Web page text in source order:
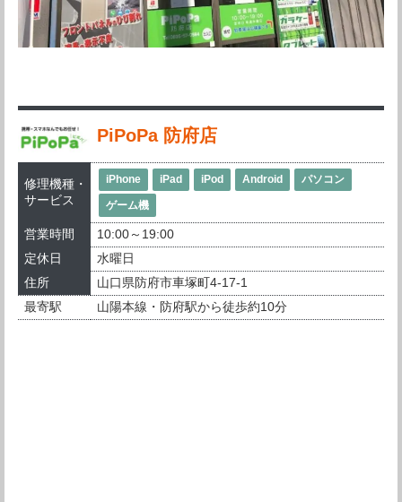
PiPoPa 防府店
修理機種・
サービス
iPhone iPad iPod Android パソコン
ゲーム機
営業時間
10:00～19:00
定休日
水曜日
住所
山口県防府市車塚町4-17-1
最寄駅
山陽本線・防府駅から徒歩約10分